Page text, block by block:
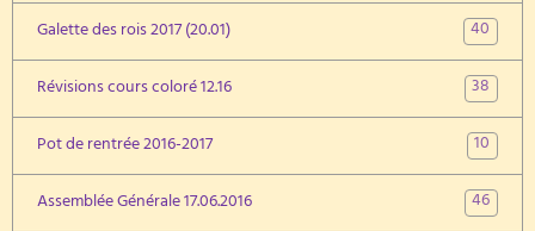
Galette des rois 2017 (20.01)
40
Révisions cours coloré 12.16
38
Pot de rentrée 2016-2017
10
Assemblée Générale 17.06.2016
46